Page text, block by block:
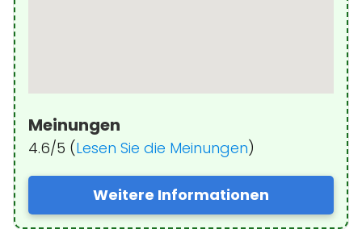
Meinungen
4.6/5 (Lesen Sie die Meinungen)
Weitere Informationen